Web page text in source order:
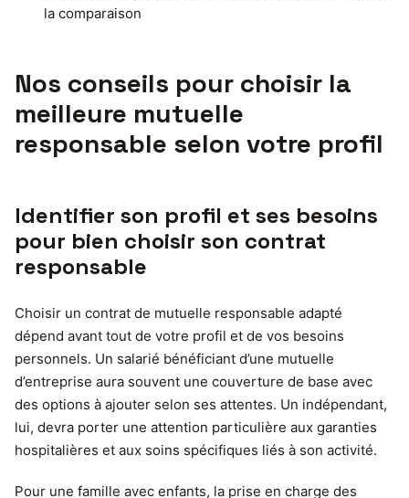
la comparaison
Nos conseils pour choisir la
meilleure mutuelle
responsable selon votre profil
Identifier son profil et ses besoins
pour bien choisir son contrat
responsable
Choisir un contrat de mutuelle responsable adapté
dépend avant tout de votre profil et de vos besoins
personnels. Un salarié bénéficiant d’une mutuelle
d’entreprise aura souvent une couverture de base avec
des options à ajouter selon ses attentes. Un indépendant,
lui, devra porter une attention particulière aux garanties
hospitalières et aux soins spécifiques liés à son activité.
Pour une famille avec enfants, la prise en charge des